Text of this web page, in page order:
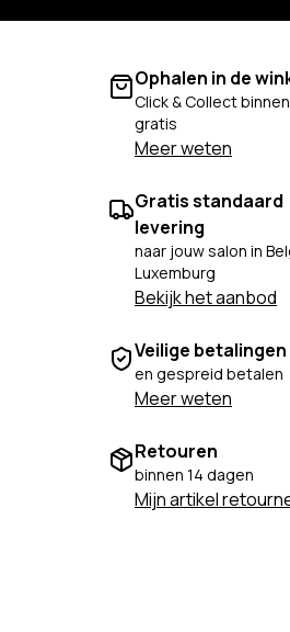
Ophalen in de
Click & Collect
gratis
Meer weten
Gratis standaard
levering
naar jouw salon in
Luxemburg
Bekijk het aanbod
Veilige betalingen
en gespreid betalen
Meer weten
Retouren
binnen 14 dagen
Mijn artikel